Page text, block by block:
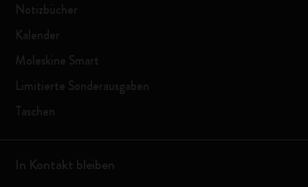
Notizbücher
Kalender
Moleskine Smart
Limitierte Sonderausgaben
Taschen
In Kontakt bleiben